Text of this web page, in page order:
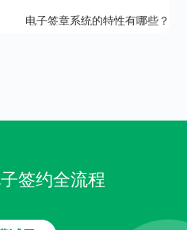
电子签章系统的特性有哪些？
签约全流程